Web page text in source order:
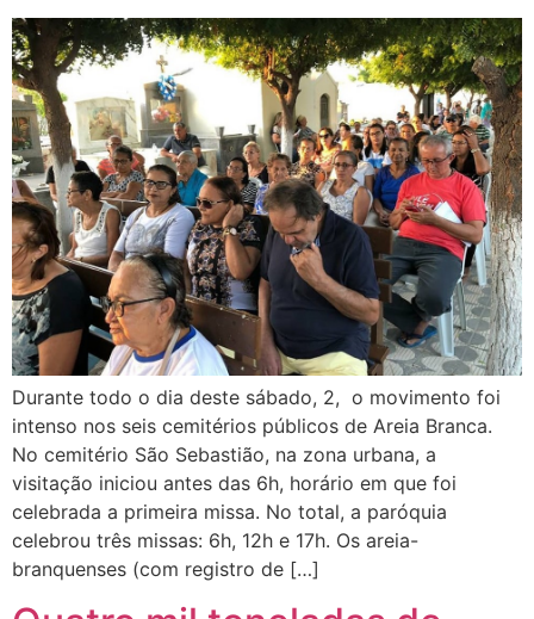
Durante todo o dia deste sábado, 2, o movimento foi
intenso nos seis cemitérios públicos de Areia Branca.
No cemitério São Sebastião, na zona urbana, a
visitação iniciou antes das 6h, horário em que foi
celebrada a primeira missa. No total, a paróquia
celebrou três missas: 6h, 12h e 17h. Os areia-
branquenses (com registro de […]